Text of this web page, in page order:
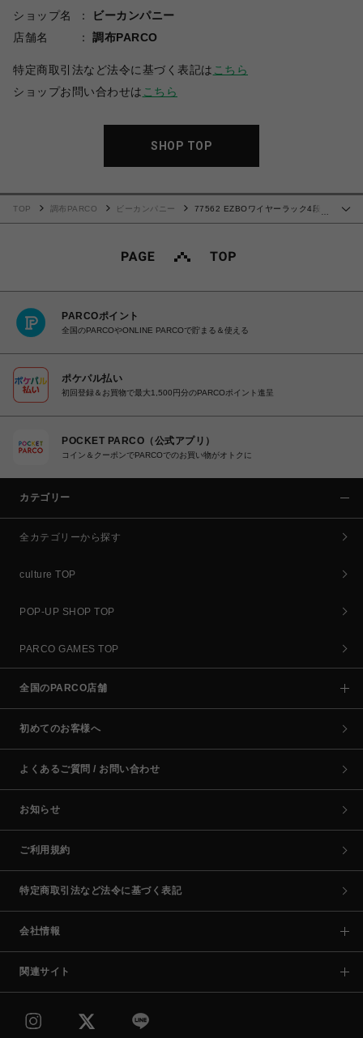
ショップ名
ビーカンパニー
店舗名
調布PARCO
特定商取引法など法令に基づく表記は こちら
ショップお問い合わせは こちら
SHOP TOP
…
TOP 調布PARCO ビーカンパニー
77562 EZBOワイヤーラック4段幅
PARCOポイント
全国のPARCOやONLINE PARCOで貯まる＆使える
ポケパル払い
初回登録＆お買物で最大1,500円分のPARCOポイント進呈
POCKET PARCO（公式アプリ）
コイン＆クーポンでPARCOでのお買い物がオトクに
カテゴリー
全カテゴリーから探す
culture TOP
POP-UP SHOP TOP
PARCO GAMES TOP
全国のPARCO店舗
初めてのお客様へ
よくあるご質問 / お問い合わせ
お知らせ
ご利用規約
特定商取引法など法令に基づく表記
会社情報
関連サイト